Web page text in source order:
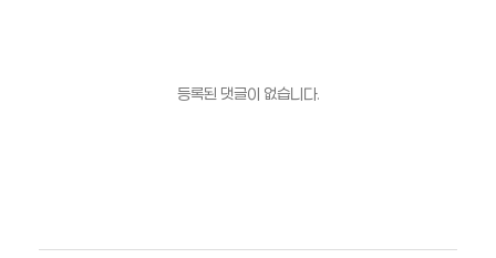
등록된 댓글이 없습니다.